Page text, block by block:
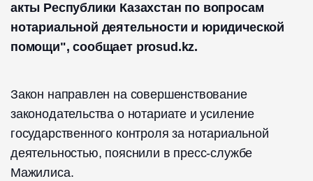
акты Республики Казахстан по вопросам
нотариальной деятельности и юридической
помощи", сообщает prosud.kz.
Закон направлен на совершенствование
законодательства о нотариате и усиление
государственного контроля за нотариальной
деятельностью, пояснили в пресс-службе
Мажилиса.